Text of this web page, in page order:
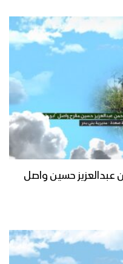
عبدالعزيز حسين واصل